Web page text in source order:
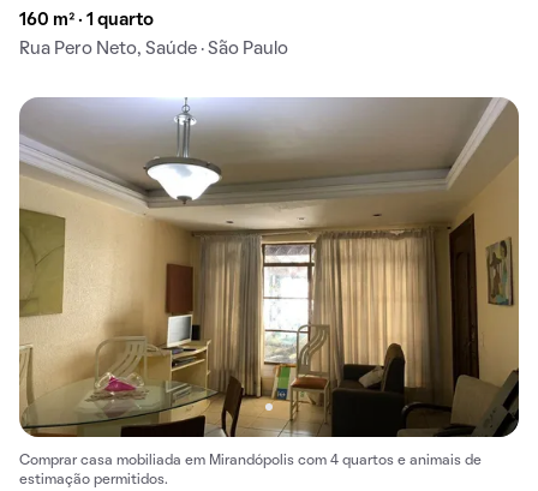
160 m² · 1 quarto
Rua Pero Neto, Saúde · São Paulo
Comprar casa mobiliada em Mirandópolis com 4 quartos e animais de
estimação permitidos.